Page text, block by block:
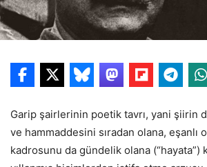
Garip şairlerinin poetik tavrı, yani şiirin
ve hammaddesini sıradan olana, eşanlı
kadrosunu da gündelik olana (“hayata”)